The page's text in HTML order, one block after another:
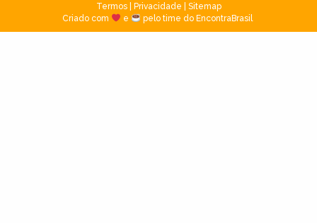
Termos| Privacidade
Sitemap
Criado com
e pelo time do EncontraBrasil